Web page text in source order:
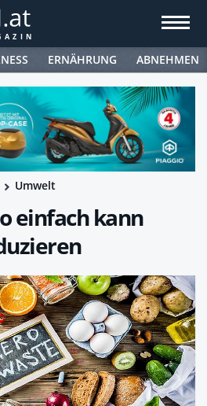
ERNÄHRUNG ABNEHMEN
Umwelt
einfach kann